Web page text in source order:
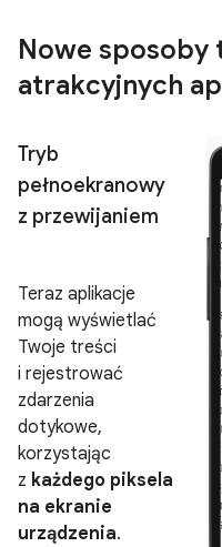
Nowe sposoby
atrakcyjnych
Tryb
pełnoekranowy
z przewijaniem
Teraz aplikacje
mogą wyświetlać
Twoje treści
i rejestrować
zdarzenia
dotykowe,
korzystając
z każdego piksela
na ekranie
urządzenia.